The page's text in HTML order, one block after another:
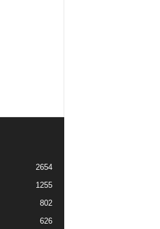
2654
1255
802
626